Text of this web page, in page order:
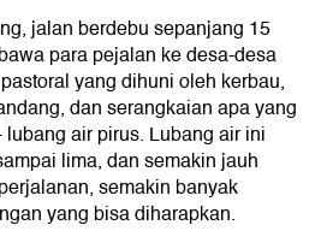
jalan berdebu sepanjang 15
para pejalan ke desa-desa
yang dihuni oleh kerbau,
dan serangkaian apa yang
air pirus. Lubang air ini
lima, dan semakin jauh
semakin banyak
yang bisa diharapkan.